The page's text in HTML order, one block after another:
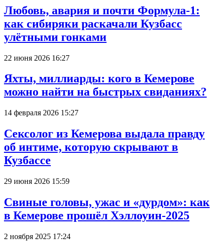
Любовь, авария и почти Формула-1:
как сибиряки раскачали Кузбасс
улётными гонками
22 июня 2026 16:27
Яхты, миллиарды: кого в Кемерове
можно найти на быстрых свиданиях?
14 февраля 2026 15:27
Сексолог из Кемерова выдала правду
об интиме, которую скрывают в
Кузбассе
29 июня 2026 15:59
Свиные головы, ужас и «дурдом»: как
в Кемерове прошёл Хэллоуин-2025
2 ноября 2025 17:24